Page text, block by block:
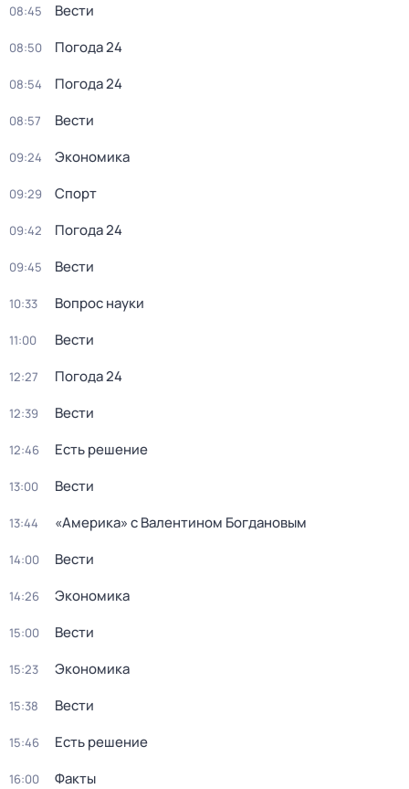
08:45 Вести
08:50 Погода 24
08:54 Погода 24
08:57 Вести
09:24 Экономика
09:29 Спорт
09:42 Погода 24
09:45 Вести
10:33 Вопрос науки
11:00 Вести
12:27 Погода 24
12:39 Вести
12:46 Есть решение
13:00 Вести
13:44 «Америка» с Валентином Богдановым
14:00 Вести
14:26 Экономика
15:00 Вести
15:23 Экономика
15:38 Вести
15:46 Есть решение
16:00 Факты